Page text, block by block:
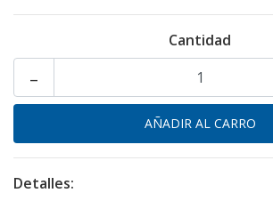
Cantidad
-
Detalles: